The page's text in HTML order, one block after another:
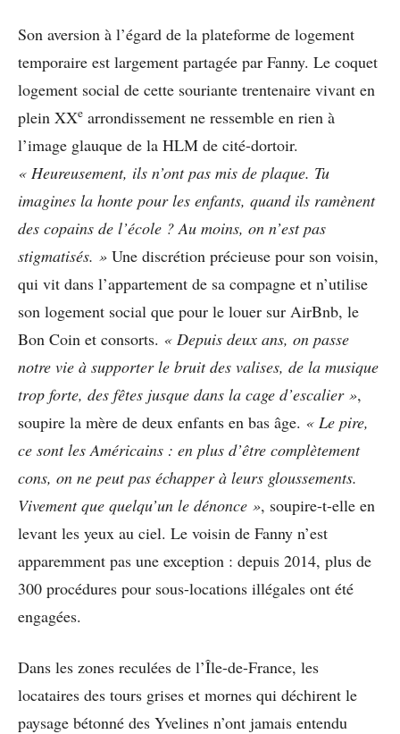
Son aversion à l’égard de la plateforme de logement
temporaire est largement partagée par Fanny. Le coquet
logement social de cette souriante trentenaire vivant en
plein XXe arrondissement ne ressemble en rien à
l’image glauque de la HLM de cité-dortoir.
« Heureusement, ils n’ont pas mis de plaque. Tu
imagines la honte pour les enfants, quand ils ramènent
des copains de l’école ? Au moins, on n’est pas
stigmatisés. » Une discrétion précieuse pour son voisin,
qui vit dans l’appartement de sa compagne et n’utilise
son logement social que pour le louer sur AirBnb, le
Bon Coin et consorts. « Depuis deux ans, on passe
notre vie à supporter le bruit des valises, de la musique
trop forte, des fêtes jusque dans la cage d’escalier»,
soupire la mère de deux enfants en bas âge. « Le pire,
ce sont les Américains : en plus d’être complètement
cons, on ne peut pas échapperà leurs gloussements.
Vivement que quelqu’un le dénonce », soupire-t-elle en
levant les yeux au ciel. Le voisin de Fanny n’est
apparemment pas une exception : depuis 2014, plus de
300 procédures pour sous-locations illégales ont été
engagées.
Dans les zones reculées de l’Île-de-France, les
locataires des tours grises et mornes qui déchirent le
paysage bétonné des Yvelines n’ont jamais entendu